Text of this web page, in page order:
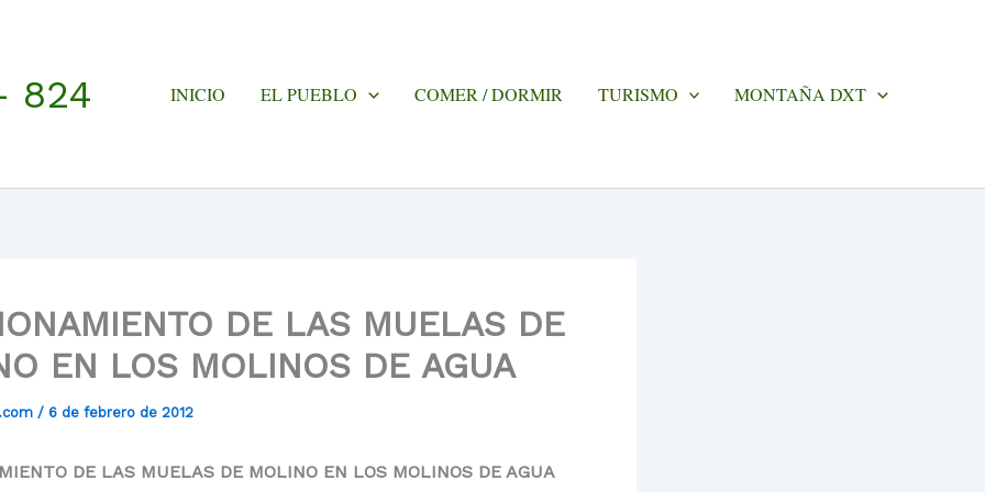
824 INICIO EL PUEBLO COMER / DORMIR TURISMO MONTAÑA DXT
DE LAS MUELAS DE
EN LOS MOLINOS DE AGUA
/ 6 de febrero de 2012
DE LAS MUELAS DE MOLINO EN LOS MOLINOS DE AGUA